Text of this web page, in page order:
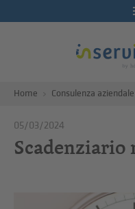
Home Consulenza aziendale
05/03/2024
Scadenziario